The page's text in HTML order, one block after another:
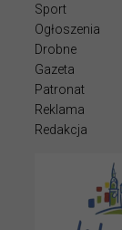
Sport
Ogłoszenia
Drobne
Gazeta
Patronat
Reklama
Redakcja